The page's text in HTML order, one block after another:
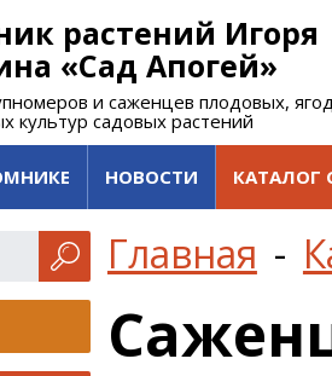
растений Игоря
«Сад Апогей»
и саженцев плодовых,
культур садовых растений
НОВОСТИ КАТАЛОГ
Главная -